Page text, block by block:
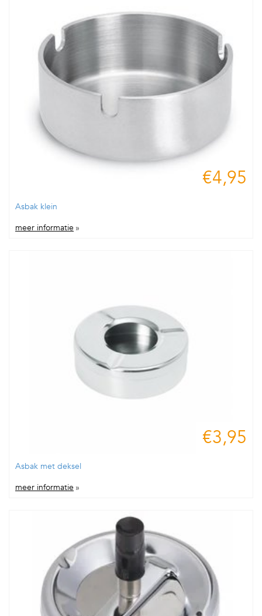
€4,95
Asbak klein
meer informatie »
€3,95
Asbak met deksel
meer informatie »